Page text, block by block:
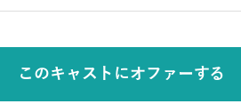
このキャストにオファーする